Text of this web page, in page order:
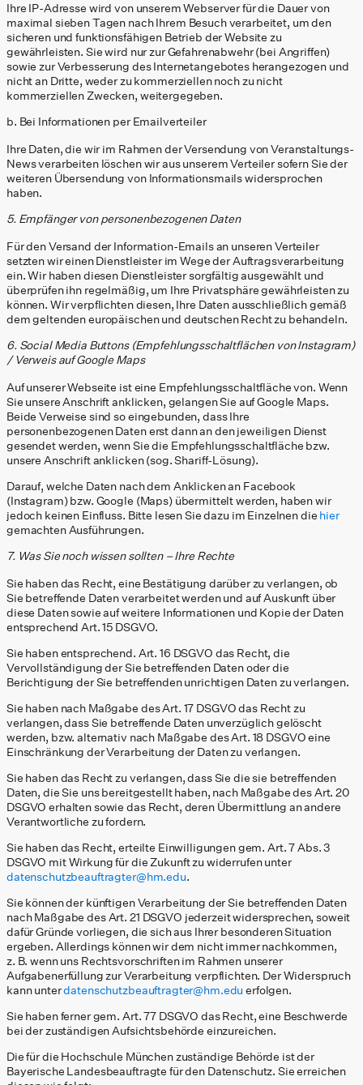
Ihre IP-Adresse wird von unserem Webserver für die Dauer von
maximal sieben Tagen nach Ihrem Besuch verarbeitet, um den
sicheren und funktionsfähigen Betrieb der Website zu
gewährleisten. Sie wird nur zur Gefahrenabwehr (bei Angriffen)
sowie zur Verbesserung des Internetangebotes herangezogen und
nicht an Dritte, weder zu kommerziellen noch zu nicht
kommerziellen Zwecken, weitergegeben.
b. Bei Informationen per Emailverteiler
Ihre Daten, die wir im Rahmen der Versendung von Veranstaltungs-
News verarbeiten löschen wir aus unserem Verteiler sofern Sie der
weiteren Übersendung von Informationsmails widersprochen
haben.
5. Empfänger von personenbezogenen Daten
Für den Versand der Information-Emails an unseren Verteiler
setzten wir einen Dienstleister im Wege der Auftragsverarbeitung
ein. Wir haben diesen Dienstleister sorgfältig ausgewählt und
überprüfen ihn regelmäßig, um Ihre Privatsphäre gewährleisten zu
können. Wir verpflichten diesen, Ihre Daten ausschließlich gemäß
dem geltenden europäischen und deutschen Recht zu behandeln.
6. Social Media Buttons (Empfehlungsschaltflächen von Instagram)
/ Verweis auf Google Maps
Auf unserer Webseite ist eine Empfehlungsschaltfläche von. Wenn
Sie unsere Anschrift anklicken, gelangen Sie auf Google Maps.
Beide Verweise sind so eingebunden, dass Ihre
personenbezogenen Daten erst dann an den jeweiligen Dienst
gesendet werden, wenn Sie die Empfehlungsschaltfläche bzw.
unsere Anschrift anklicken (sog. Shariff-Lösung).
Darauf, welche Daten nach dem Anklicken an Facebook
(Instagram) bzw. Google (Maps) übermittelt werden, haben wir
jedoch keinen Einfluss. Bitte lesen Sie dazu im Einzelnen die hier
gemachten Ausführungen.
7. Was Sie noch wissen sollten – Ihre Rechte
Sie haben das Recht, eine Bestätigung darüber zu verlangen, ob
Sie betreffende Daten verarbeitet werden und auf Auskunft über
diese Daten sowie auf weitere Informationen und Kopie der Daten
entsprechend Art. 15 DSGVO.
Sie haben entsprechend. Art. 16 DSGVO das Recht, die
Vervollständigung der Sie betreffenden Daten oder die
Berichtigung der Sie betreffenden unrichtigen Daten zu verlangen.
Sie haben nach Maßgabe des Art. 17 DSGVO das Recht zu
verlangen, dass Sie betreffende Daten unverzüglich gelöscht
werden, bzw. alternativ nach Maßgabe des Art. 18 DSGVO eine
Einschränkung der Verarbeitung der Daten zu verlangen.
Sie haben das Recht zu verlangen, dass Sie die sie betreffenden
Daten, die Sie uns bereitgestellt haben, nach Maßgabe des Art. 20
DSGVO erhalten sowie das Recht, deren Übermittlung an andere
Verantwortliche zu fordern.
Sie haben das Recht, erteilte Einwilligungen gem. Art. 7 Abs. 3
DSGVO mit Wirkung für die Zukunft zu widerrufen unter
datenschutzbeauftragter@hm.edu.
Sie können der künftigen Verarbeitung der Sie betreffenden Daten
nach Maßgabe des Art. 21 DSGVO jederzeit widersprechen, soweit
dafür Gründe vorliegen, die sich aus Ihrer besonderen Situation
ergeben. Allerdings können wir dem nicht immer nachkommen,
z. B. wenn uns Rechtsvorschriften im Rahmen unserer
Aufgabenerfüllung zur Verarbeitung verpflichten. Der Widerspruch
kann unterdatenschutzbeauftragter@hm.edu erfolgen.
Sie haben ferner gem. Art. 77 DSGVO das Recht, eine Beschwerde
bei der zuständigen Aufsichtsbehörde einzureichen.
Die für die Hochschule München zuständige Behörde ist der
Bayerische Landesbeauftragte für den Datenschutz. Sie erreichen